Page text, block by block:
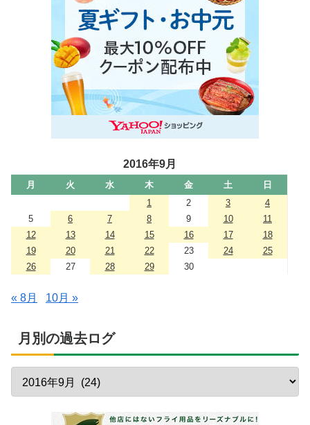
2016年9月
月 火 水 木 金 土
日
1
2 3
4
5
6 7 8 9 10
11
12
13 14 15 16 17
18
19
20 21 22 23 24
25
26
27 28 29 30
« 8月 10月 »
月別の過去ログ